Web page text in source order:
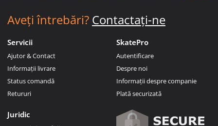
Aveți întrebări? Contactați-ne
Servicii
Ajutor & Contact
Informații livrare
Status comandă
Retururi
SkatePro
Autentificare
Despre noi
Informații despre companie
Plată securizată
Juridic